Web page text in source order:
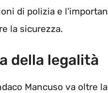
di polizia e
la sicurezza.
della legalità
Mancuso va oltre